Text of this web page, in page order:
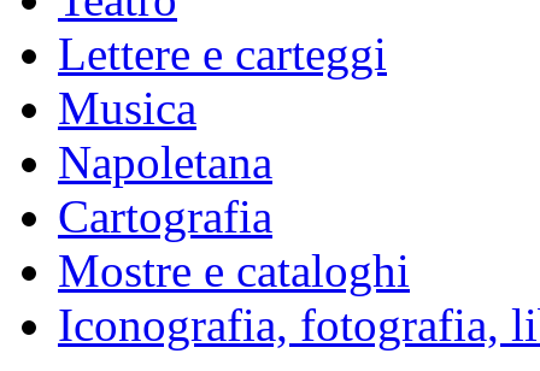
Lettere e carteggi
Musica
Napoletana
Cartografia
Mostre e cataloghi
Iconografia, fotografia,